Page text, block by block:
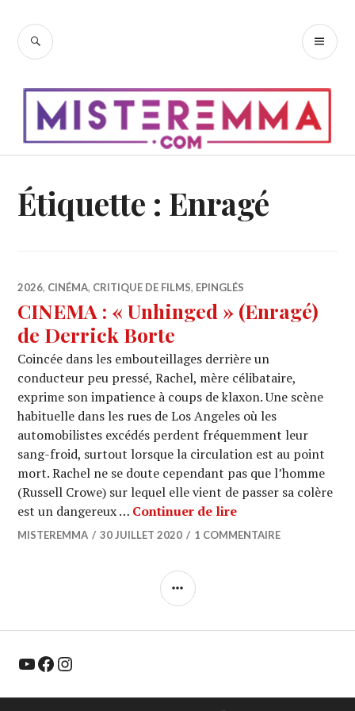
contenu
RECHERCHE
Étiquette : Enragé
2026, CINÉMA, CRITIQUE DE FILMS, EPINGLÉS
CINEMA : « Unhinged » (Enragé)
de Derrick Borte
Coincée dans les embouteillages derrière un
conducteur peu pressé, Rachel, mère célibataire,
exprime son impatience à coups de klaxon. Une scène
habituelle dans les rues de Los Angeles où les
automobilistes excédés perdent fréquemment leur
sang-froid, surtout lorsque la circulation est au point
mort. Rachel ne se doute cependant pas que l’homme
(Russell Crowe) sur lequel elle vient de passer sa colère
est un dangereux … Continuer de lireCINEMA : «
MISTEREMMA 30 JUILLET 2020 1 COMMENTAIRE
COLONNE
YouTube Facebook Instagram